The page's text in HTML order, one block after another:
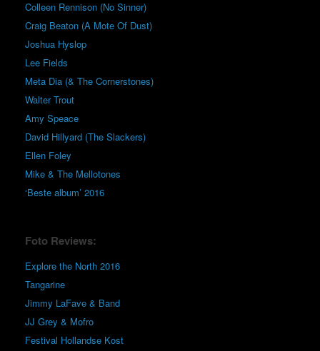
Colleen Rennison (No Sinner)
Craig Beaton (A Mote Of Dust)
Joshua Hyslop
Lee Fields
Meta Dia (& The Cornerstones)
Walter Trout
Amy Speace
David Hillyard (The Slackers)
Ellen Foley
Mike & The Mellotones
‘Beste album’ 2016
Foto Reviews:
Explore the North 2016
Tangarine
Jimmy LaFave & Band
JJ Grey & Mofro
Festival Hollandse Kost